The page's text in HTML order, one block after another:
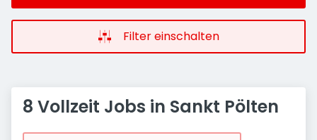
Filter einschalten
8 Vollzeit Jobs in Sankt Pölten